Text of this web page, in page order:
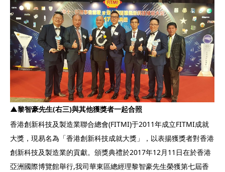
▲黎智豪先生(右三)與其他獲獎者一起合照
香港創新科技及製造業聯合總會(FITMI)于2011年成立FITMI成就
大獎，現易名為「香港創新科技成就大獎」，以表揚獲獎者對香港
創新科技及製造業的貢獻。頒獎典禮於2017年12月11日在於香港
亞洲國際博覽館舉行,我司華東區總經理黎智豪先生榮獲第七屆香